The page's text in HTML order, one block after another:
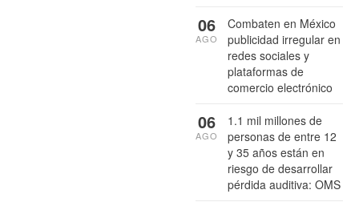
Combaten en México
publicidad irregular en
redes sociales y
plataformas de
comercio electrónico
06
AGO
1.1 mil millones de
personas de entre 12
y 35 años están en
riesgo de desarrollar
pérdida auditiva: OMS
06
AGO